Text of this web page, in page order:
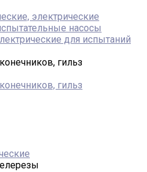
электрические
насосы
для испытаний
гильз
гильз